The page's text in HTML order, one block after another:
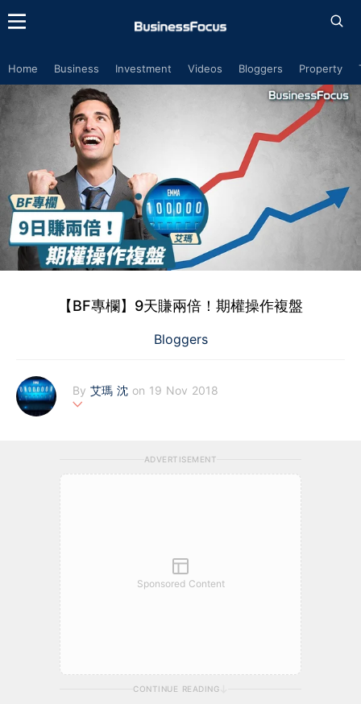
Home Business Investment Videos Bloggers Property
【BF專欄】9天賺兩倍！期權操作複盤
Bloggers
By 艾瑪 沈 on 19 Nov 2018
ADVERTISEMENT
Sponsored Content
CONTINUE READING